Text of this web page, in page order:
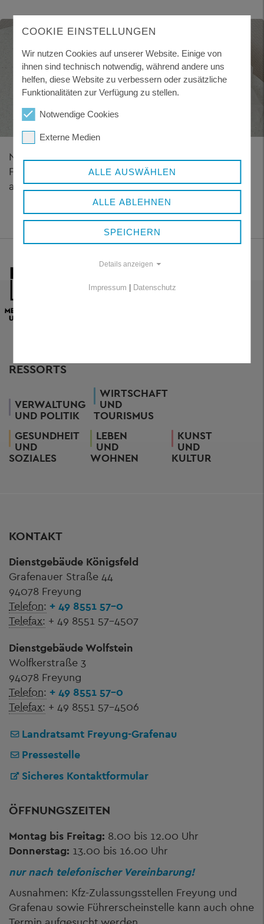
Nach vorheriger Terminvereinbarung kann die
FASI-Puppe kostenlos im Gesundheitsamt
ausgeliehen werden.
RESSORTS
VERWALTUNG
UND POLITIK
WIRTSCHAFT
UND
TOURISMUS
GESUNDHEIT
UND
SOZIALES
LEBEN
UND
WOHNEN
KUNST
UND
KULTUR
KONTAKT
Dienstgebäude Königsfeld
Grafenauer Straße 44
94078 Freyung
Telefon: + 49 8551 57-0
Telefax: + 49 8551 57-4507
Dienstgebäude Wolfstein
Wolfkerstraße 3
94078 Freyung
Telefon: + 49 8551 57-0
Telefax: + 49 8551 57-4506
Landratsamt Freyung-Grafenau
Pressestelle
Sicheres Kontaktformular
ÖFFNUNGSZEITEN
Montag bis Freitag: 8.00 bis 12.00 Uhr
Donnerstag: 13.00 bis 16.00 Uhr
nur nach telefonischer Vereinbarung!
Ausnahmen: Kfz-Zulassungsstellen Freyung und
Grafenau sowie Führerscheinstelle kann auch ohne
COOKIE EINSTELLUNGEN
Wir nutzen Cookies auf unserer Website. Einige von
ihnen sind technisch notwendig, während andere uns
helfen, diese Website zu verbessern oder zusätzliche
Funktionalitäten zur Verfügung zu stellen.
Notwendige Cookies
Externe Medien
ALLE AUSWÄHLEN
ALLE ABLEHNEN
SPEICHERN
Details anzeigen
Impressum Datenschutz